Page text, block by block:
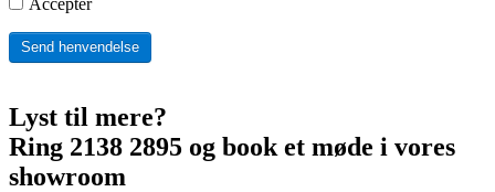
Send henvendelse
Lyst til mere?
Ring 2138 2895 og book et møde i vores
showroom